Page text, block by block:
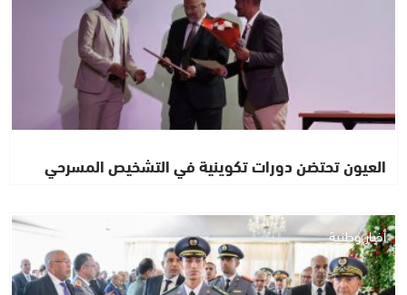
العيون تحتضن دورات تكوينية في التشخيص المسرحي
أخبار وطنية